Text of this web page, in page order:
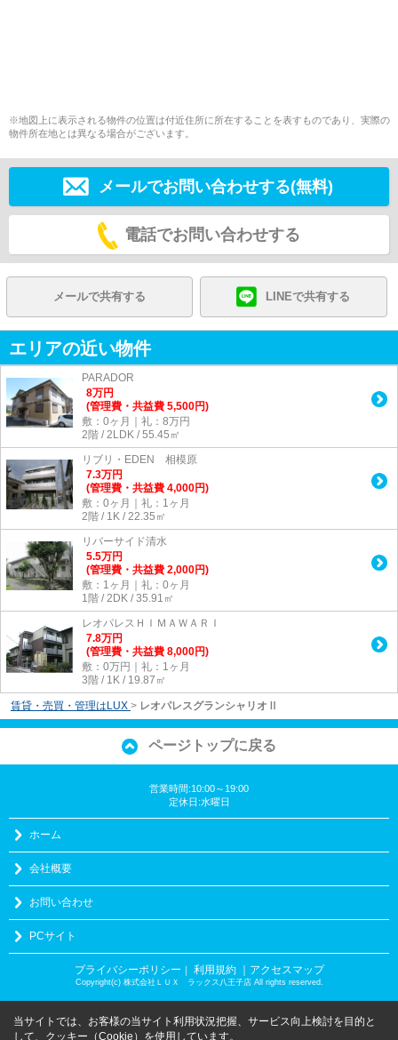
※地図上に表示される物件の位置は付近住所に所在することを表すものであり、実際の
物件所在地とは異なる場合がございます。
メールでお問い合わせする(無料)
電話でお問い合わせする
メールで共有する LINEで共有する
エリアの近い物件
PARADOR
8万円
(管理費・共益費 5,500円)
敷：0ヶ月｜礼：8万円
2階 / 2LDK / 55.45㎡
リブリ・EDEN 相模原
7.3万円
(管理費・共益費 4,000円)
敷：0ヶ月｜礼：1ヶ月
2階 / 1K / 22.35㎡
リバーサイド清水
5.5万円
(管理費・共益費 2,000円)
敷：1ヶ月｜礼：0ヶ月
1階 / 2DK / 35.91㎡
レオパレスＨＩＭＡＷＡＲＩ
7.8万円
(管理費・共益費 8,000円)
敷：0万円｜礼：1ヶ月
3階 / 1K / 19.87㎡
賃貸・売買・管理はLUX > レオパレスグランシャリオⅡ
ページトップに戻る
営業時間:10:00～19:00
定休日:水曜日
ホーム
会社概要
お問い合わせ
PCサイト
プライバシーポリシー ｜ 利用規約 ｜アクセスマップ
Copyright(c) 株式会社ＬＵＸ ラックス八王子店 All rights reserved.
当サイトでは、お客様の当サイト利用状況把握、サービス向上検討を目的と
して、クッキー（Cookie）を使用しています。